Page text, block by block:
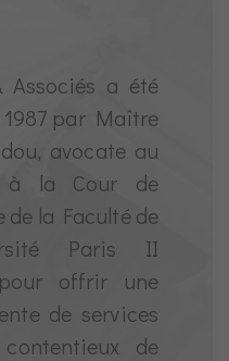
Associés a été
par Maître
avocate au
à la Cour de
de la Faculté de
Paris II
pour offrir une
de services
de